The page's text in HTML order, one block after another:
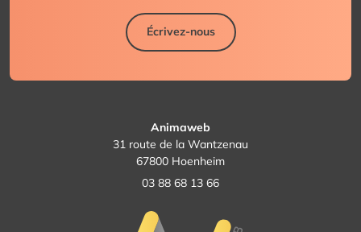
Écrivez-nous
Animaweb
31 route de la Wantzenau
67800 Hoenheim
03 88 68 13 66